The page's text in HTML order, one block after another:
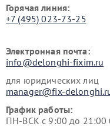
Горячая линия:
+7 (495) 023-73-25
Электронная почта:
info@delonghi-fixim.ru
для юридических лиц
manager@fix-
График работы:
ПН-ВСК с 9:00 до 21:00